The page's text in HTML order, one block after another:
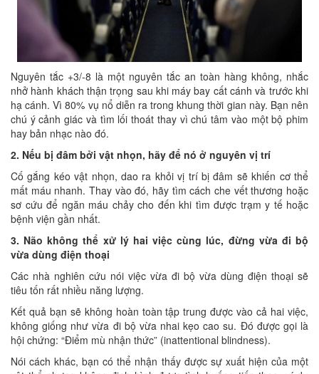
Nguyên tắc +3/-8 là một nguyên tắc an toàn hàng không, nhắc
nhở hành khách thận trọng sau khi máy bay cất cánh và trước khi
hạ cánh. Vì 80% vụ nổ diễn ra trong khung thời gian này. Bạn nên
chú ý cảnh giác và tìm lối thoát thay vì chú tâm vào một bộ phim
hay bản nhạc nào đó.
2. Nếu bị đâm bởi vật nhọn, hãy để nó ở nguyên vị trí
Cố gắng kéo vật nhọn, dao ra khỏi vị trí bị đâm sẽ khiến cơ thể
mất máu nhanh. Thay vào đó, hãy tìm cách che vết thương hoặc
sơ cứu để ngăn máu chảy cho đến khi tìm được trạm y tế hoặc
bệnh viện gần nhất.
3. Não không thể xử lý hai việc cùng lúc, đừng vừa đi bộ
vừa dùng điện thoại
Các nhà nghiên cứu nói việc vừa đi bộ vừa dùng điện thoại sẽ
tiêu tốn rất nhiều năng lượng.
Kết quả bạn sẽ không hoàn toàn tập trung được vào cả hai việc,
không giống như vừa đi bộ vừa nhai kẹo cao su. Đó được gọi là
hội chứng: “Điểm mù nhận thức” (inattentional blindness).
Nói cách khác, bạn có thể nhận thấy được sự xuất hiện của một